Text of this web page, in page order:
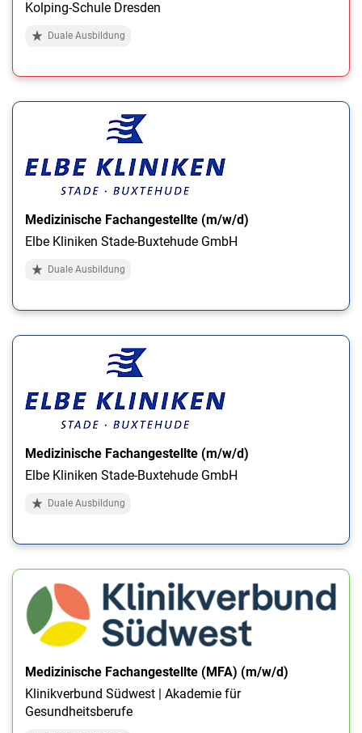
Kolping-Schule Dresden
Duale Ausbildung
Medizinische Fachangestellte (m/w/d)
Elbe Kliniken Stade-Buxtehude GmbH
Duale Ausbildung
Medizinische Fachangestellte (m/w/d)
Elbe Kliniken Stade-Buxtehude GmbH
Duale Ausbildung
Medizinische Fachangestellte (MFA) (m/w/d)
Klinikverbund Südwest | Akademie für
Gesundheitsberufe